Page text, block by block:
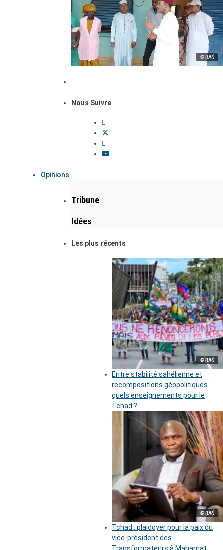
© (DR)
Nous Suivre
Opinions
Tribune
Idées
Les plus récents
© (DR)
Entre stabilité sahélienne et
recompositions géopolitiques :
quels enseignements pour le
Tchad ?
© (DR)
Tchad : plaidoyer pour la paix du
vice-président des
Transformateurs à Mahamat